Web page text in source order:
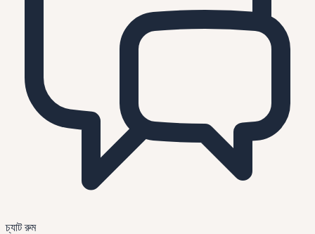
চ্যাট রুম